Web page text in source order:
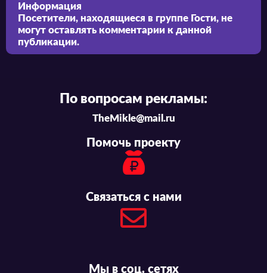
Информация
Посетители, находящиеся в группе Гости, не
могут оставлять комментарии к данной
публикации.
По вопросам рекламы:
TheMikle@mail.ru
Помочь проекту
Связаться с нами
Мы в соц. сетях